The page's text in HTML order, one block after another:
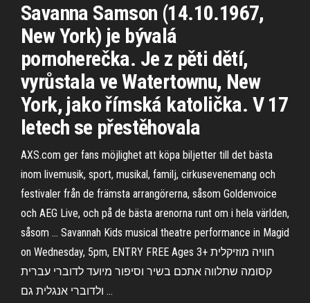
Savanna Samson (14.10.1967,
New York) je bývalá
pornoherečka. Je z pěti dětí,
vyrůstala ve Watertownu, New
York, jako římská katolička. V 17
letech se přestěhovala
AXS.com ger fans möjlighet att köpa biljetter till det bästa
inom livemusik, sport, musikal, familj, cirkusevenemang och
festivaler från de främsta arrangörerna, såsom Goldenvoice
och AEG Live, och på de bästa arenorna runt om i hela världen,
såsom … Savannah Kids musical theatre performance in Magid
on Wednesday, 5pm, ENTRY FREE Ages 3+ חוויה מוזיקלית
קסומה שתלווה אתכם בשיר וסיפור מיועד לדוברי עברית
ולדוברי אנגלית גם …